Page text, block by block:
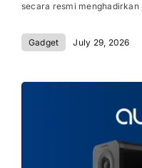
secara resmi menghadirkan
Gadget July 29, 2026